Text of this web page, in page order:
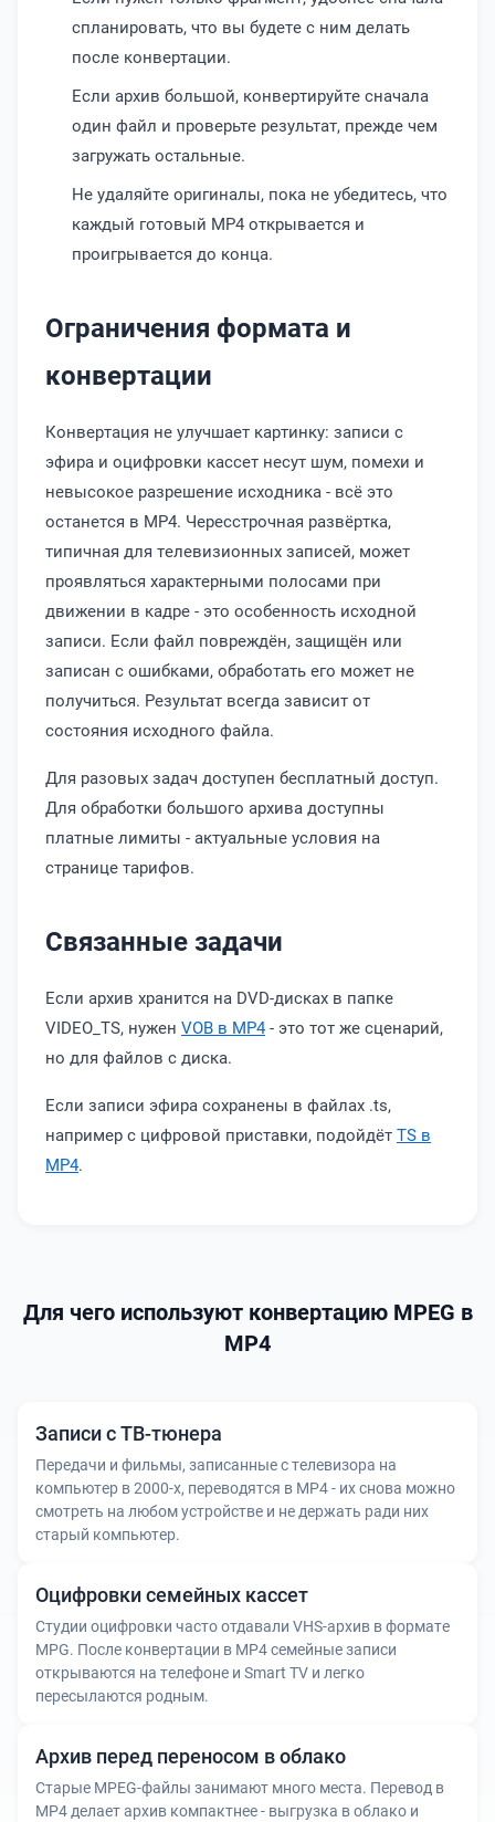
спланировать, что вы будете с ним делать
после конвертации.
Если архив большой, конвертируйте сначала
один файл и проверьте результат, прежде чем
загружать остальные.
Не удаляйте оригиналы, пока не убедитесь, что
каждый готовый MP4 открывается и
проигрывается до конца.
Ограничения формата и
конвертации
Конвертация не улучшает картинку: записи с
эфира и оцифровки кассет несут шум, помехи и
невысокое разрешение исходника - всё это
останется в MP4. Чересстрочная развёртка,
типичная для телевизионных записей, может
проявляться характерными полосами при
движении в кадре - это особенность исходной
записи. Если файл повреждён, защищён или
записан с ошибками, обработать его может не
получиться. Результат всегда зависит от
состояния исходного файла.
Для разовых задач доступен бесплатный доступ.
Для обработки большого архива доступны
платные лимиты - актуальные условия на
странице тарифов.
Связанные задачи
Если архив хранится на DVD-дисках в папке
VIDEO_TS, нужен VOB в MP4- это тот же сценарий,
но для файлов с диска.
Если записи эфира сохранены в файлах .ts,
например с цифровой приставки, подойдёт TS в
MP4.
Для чего используют конвертацию MPEG в
MP4
Записи с ТВ-тюнера
Передачи и фильмы, записанные с телевизора на
компьютер в 2000-х, переводятся в MP4 - их снова можно
смотреть на любом устройстве и не держать ради них
старый компьютер.
Оцифровки семейных кассет
Студии оцифровки часто отдавали VHS-архив в формате
MPG. После конвертации в MP4 семейные записи
открываются на телефоне и Smart TV и легко
пересылаются родным.
Архив перед переносом в облако
Старые MPEG-файлы занимают много места. Перевод в
MP4 делает архив компактнее - выгрузка в облако и